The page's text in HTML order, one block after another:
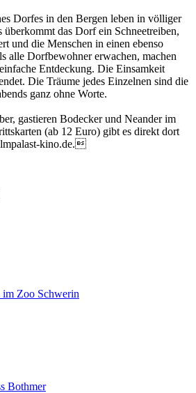
Dorfes in den Bergen leben in völliger
überkommt das Dorf ein Schneetreiben,
und die Menschen in einen ebenso
alle Dorfbewohner erwachen, machen
Entdeckung. Die Einsamkeit
Die Träume jedes Einzelnen sind die
ganz ohne Worte.
gas­tieren Bodecker und Neander im
(ab 12 Euro) gibt es direkt dort
kino.de.
im Zoo Schwerin
Bothmer